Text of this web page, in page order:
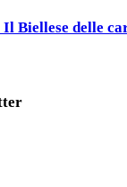
Biellese delle